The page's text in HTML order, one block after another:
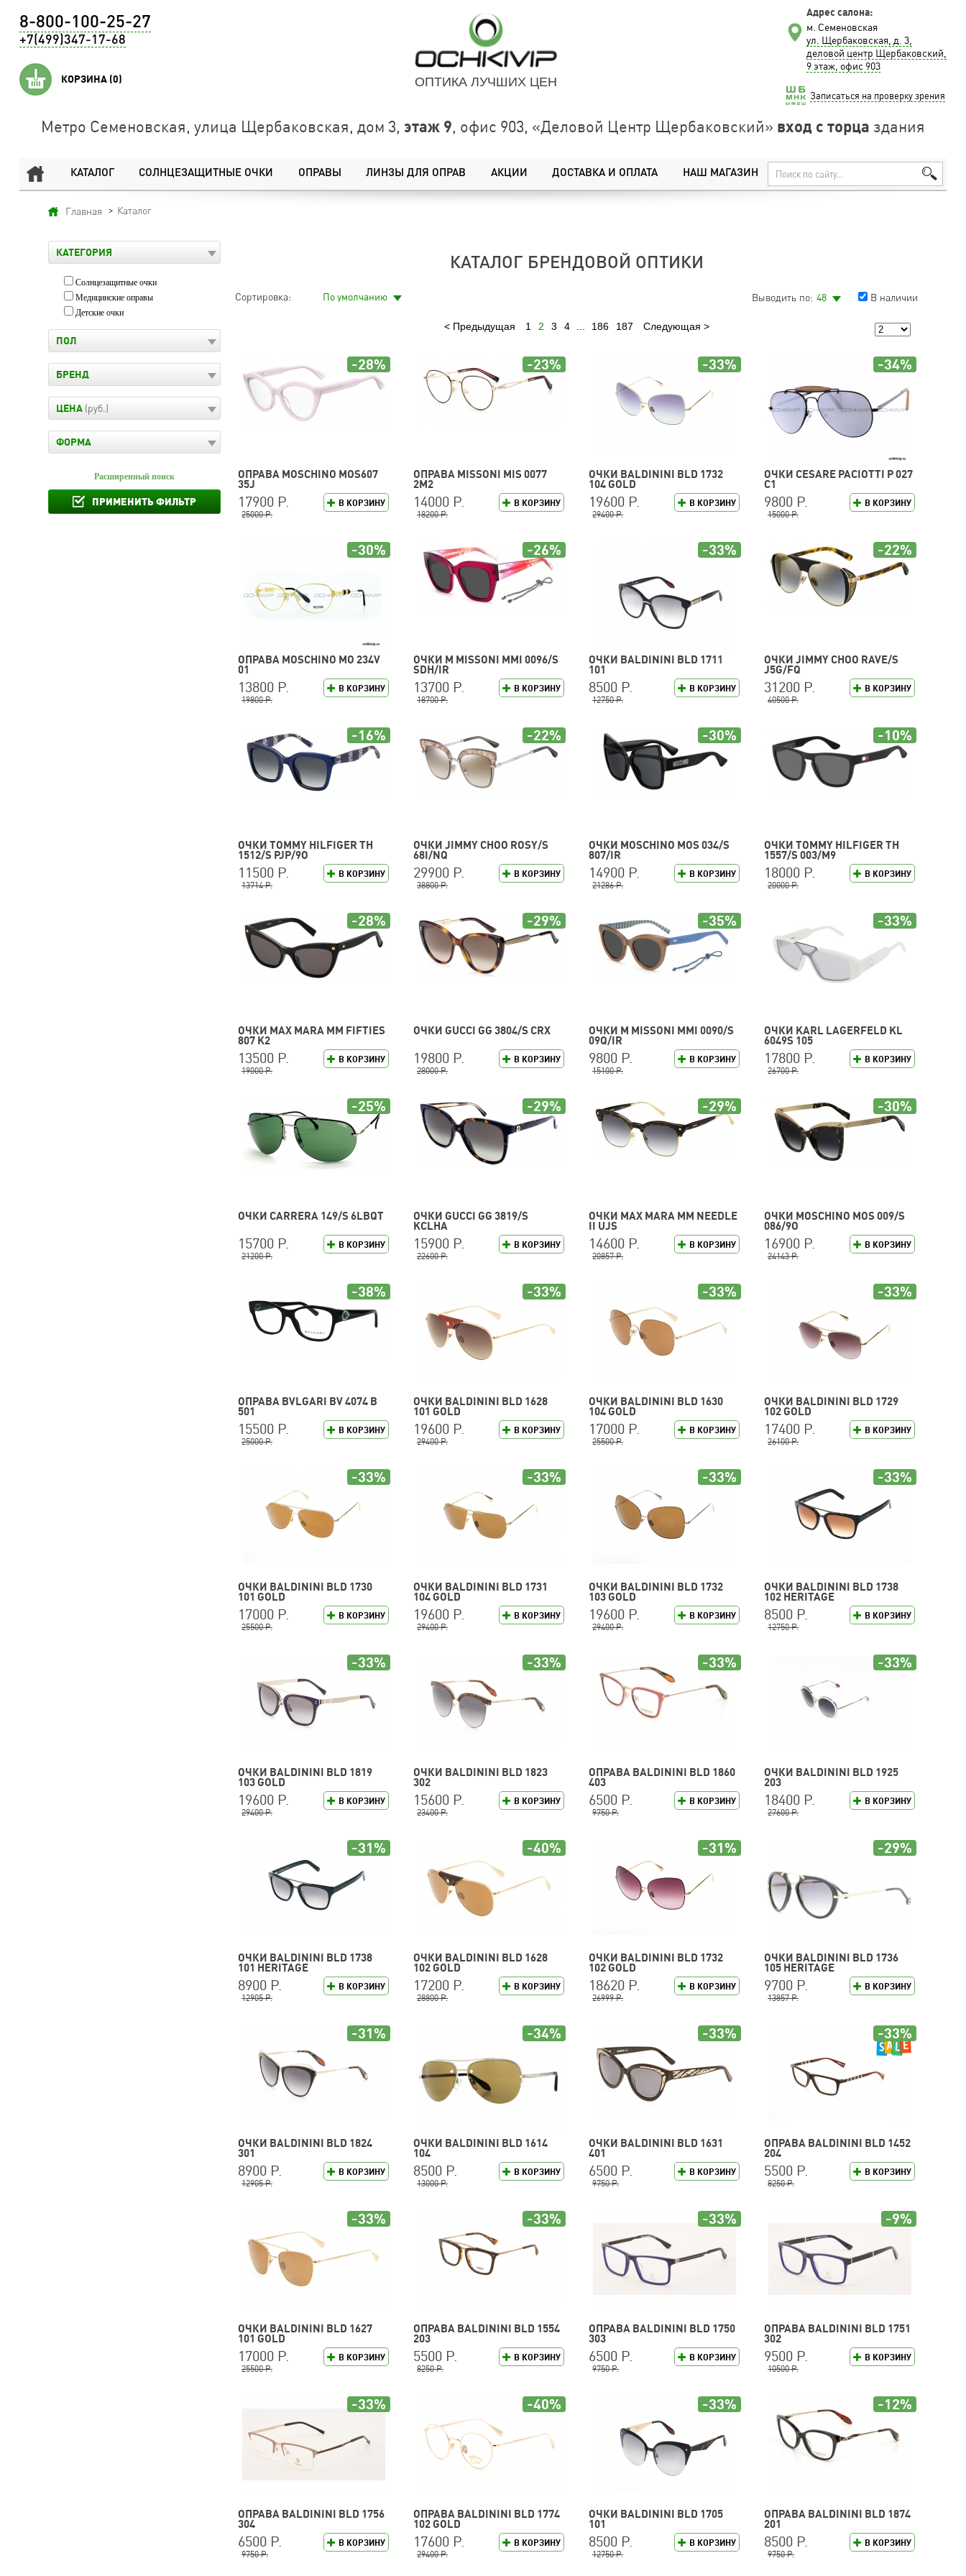
8-800-100-25-27
+7(499)347-17-68
КОРЗИНА (0) ОПТИКА ЛУЧШИХ ЦЕН
Адрес салона:
м. Семеновская
ул. Щербаковская, д. 3,
деловой центр Щербаковский,
9 этаж, офис 903
Записаться на проверку зрения
Метро Семеновская, улица Щербаковская, дом 3, этаж 9, офис 903, «Деловой Центр Щербаковский» вход с торца здания
КАТАЛОГ СОЛНЦЕЗАЩИТНЫЕ ОЧКИ ОПРАВЫ ЛИНЗЫ ДЛЯ ОПРАВ АКЦИИ ДОСТАВКА И ОПЛАТА НАШ МАГАЗИН
Главная Каталог
КАТЕГОРИЯ
Солнцезащитные очки
Медицинские оправы
Детские очки
ПОЛ
БРЕНД
ЦЕНА (руб.)
ФОРМА
Расширенный поиск
ПРИМЕНИТЬ ФИЛЬТР
КАТАЛОГ БРЕНДОВОЙ ОПТИКИ
Сортировка: По умолчанию Выводить по: 48 В наличии
Предыдущая 1 2 3 4 186 187 Следующая
ОПРАВА MOSCHINO MOS607
35J
В КОРЗИНУ
17900 Р.
25000 Р.
-28%
ОПРАВА MISSONI MIS 0077
2M2
В КОРЗИНУ
14000 Р.
18200 Р.
-23%
ОЧКИ BALDININI BLD 1732
104 GOLD
В КОРЗИНУ
19600 Р.
29400 Р.
-33%
ОЧКИ CESARE PACIOTTI P 027
C1
В КОРЗИНУ
9800 Р.
15000 Р.
-34%
ОПРАВА MOSCHINO MO 234V
01
В КОРЗИНУ
13800 Р.
19800 Р.
-30%
ОЧКИ M MISSONI MMI 0096/S
SDH/IR
В КОРЗИНУ
13700 Р.
18700 Р.
-26%
ОЧКИ BALDININI BLD 1711
101
В КОРЗИНУ
8500 Р.
12750 Р.
-33%
ОЧКИ JIMMY CHOO RAVE/S
J5G/FQ
В КОРЗИНУ
31200 Р.
40500 Р.
-22%
ОЧКИ TOMMY HILFIGER TH
1512/S PJP/9O
В КОРЗИНУ
11500 Р.
13714 Р.
-16%
ОЧКИ JIMMY CHOO ROSY/S
68I/NQ
В КОРЗИНУ
29900 Р.
38800 Р.
-22%
ОЧКИ MOSCHINO MOS 034/S
807/IR
В КОРЗИНУ
14900 Р.
21286 Р.
-30%
ОЧКИ TOMMY HILFIGER TH
1557/S 003/M9
В КОРЗИНУ
18000 Р.
20000 Р.
-10%
ОЧКИ MAX MARA MM FIFTIES
807 K2
В КОРЗИНУ
13500 Р.
19000 Р.
-28%
ОЧКИ GUCCI GG 3804/S CRX
В КОРЗИНУ
19800 Р.
28000 Р.
-29%
ОЧКИ M MISSONI MMI 0090/S
09Q/IR
В КОРЗИНУ
9800 Р.
15100 Р.
-35%
ОЧКИ KARL LAGERFELD KL
6049S 105
В КОРЗИНУ
17800 Р.
26700 Р.
-33%
ОЧКИ CARRERA 149/S 6LBQT
В КОРЗИНУ
15700 Р.
21200 Р.
-25%
ОЧКИ GUCCI GG 3819/S
KCLHA
В КОРЗИНУ
15900 Р.
22600 Р.
-29%
ОЧКИ MAX MARA MM NEEDLE
II UJS
В КОРЗИНУ
14600 Р.
20857 Р.
-29%
ОЧКИ MOSCHINO MOS 009/S
086/9O
В КОРЗИНУ
16900 Р.
24143 Р.
-30%
ОПРАВА BVLGARI BV 4074 B
501
В КОРЗИНУ
15500 Р.
25000 Р.
-38%
ОЧКИ BALDININI BLD 1628
101 GOLD
В КОРЗИНУ
19600 Р.
29400 Р.
-33%
ОЧКИ BALDININI BLD 1630
104 GOLD
В КОРЗИНУ
17000 Р.
25500 Р.
-33%
ОЧКИ BALDININI BLD 1729
102 GOLD
В КОРЗИНУ
17400 Р.
26100 Р.
-33%
ОЧКИ BALDININI BLD 1730
101 GOLD
В КОРЗИНУ
17000 Р.
25500 Р.
-33%
ОЧКИ BALDININI BLD 1731
104 GOLD
В КОРЗИНУ
19600 Р.
29400 Р.
-33%
ОЧКИ BALDININI BLD 1732
103 GOLD
В КОРЗИНУ
19600 Р.
29400 Р.
-33%
ОЧКИ BALDININI BLD 1738
102 HERITAGE
В КОРЗИНУ
8500 Р.
12750 Р.
-33%
ОЧКИ BALDININI BLD 1819
103 GOLD
В КОРЗИНУ
19600 Р.
29400 Р.
-33%
ОЧКИ BALDININI BLD 1823
302
В КОРЗИНУ
15600 Р.
23400 Р.
-33%
ОПРАВА BALDININI BLD 1860
403
В КОРЗИНУ
6500 Р.
9750 Р.
-33%
ОЧКИ BALDININI BLD 1925
203
В КОРЗИНУ
18400 Р.
27600 Р.
-33%
ОЧКИ BALDININI BLD 1738
101 HERITAGE
В КОРЗИНУ
8900 Р.
12905 Р.
-31%
ОЧКИ BALDININI BLD 1628
102 GOLD
В КОРЗИНУ
17200 Р.
28800 Р.
-40%
ОЧКИ BALDININI BLD 1732
102 GOLD
В КОРЗИНУ
18620 Р.
26999 Р.
-31%
ОЧКИ BALDININI BLD 1736
105 HERITAGE
В КОРЗИНУ
9700 Р.
13857 Р.
-29%
ОЧКИ BALDININI BLD 1824
301
В КОРЗИНУ
8900 Р.
12905 Р.
-31%
ОЧКИ BALDININI BLD 1614
104
В КОРЗИНУ
8500 Р.
13000 Р.
-34%
ОЧКИ BALDININI BLD 1631
401
В КОРЗИНУ
6500 Р.
9750 Р.
-33%
ОПРАВА BALDININI BLD 1452
204
В КОРЗИНУ
5500 Р.
8250 Р.
-33%
ОЧКИ BALDININI BLD 1627
101 GOLD
В КОРЗИНУ
17000 Р.
25500 Р.
-33%
ОПРАВА BALDININI BLD 1554
203
В КОРЗИНУ
5500 Р.
8250 Р.
-33%
ОПРАВА BALDININI BLD 1750
303
В КОРЗИНУ
6500 Р.
9750 Р.
-33%
ОПРАВА BALDININI BLD 1751
302
В КОРЗИНУ
9500 Р.
10500 Р.
-9%
ОПРАВА BALDININI BLD 1756
304
В КОРЗИНУ
6500 Р.
9750 Р.
-33%
ОПРАВА BALDININI BLD 1774
102 GOLD
В КОРЗИНУ
17600 Р.
29400 Р.
-40%
ОЧКИ BALDININI BLD 1705
101
В КОРЗИНУ
8500 Р.
12750 Р.
-33%
ОПРАВА BALDININI BLD 1874
201
В КОРЗИНУ
8500 Р.
9750 Р.
-12%